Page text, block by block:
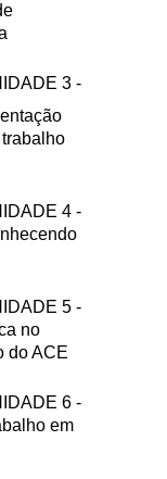
3 -
4 -
5 -
no
do ACE
6 -
em